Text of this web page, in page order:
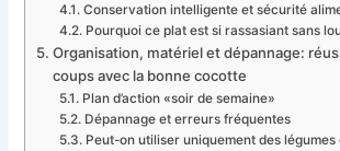
Conservation intelligente et sécurité
Pourquoi ce plat est si rassasiant sans
Organisation, matériel et dépannage:
coups avec la bonne cocotte
Plan d’action «soir de semaine»
Dépannage et erreurs fréquentes
Peut-on utiliser uniquement des